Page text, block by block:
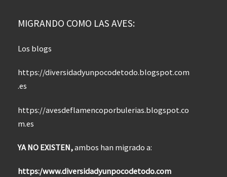
MIGRANDO COMO LAS AVES:
Los blogs
https://diversidadyunpocodetodo.blogspot.com
.es
https://avesdeflamencoporbulerias.blogspot.co
m.es
YA NO EXISTEN,ambos han migrado a:
https:/www.diversidadyunpocodetodo.com